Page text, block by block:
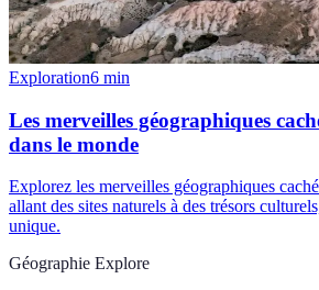
Exploration6 min
Les merveilles géographiques
dans le monde
Explorez les merveilles géographiques
allant des sites naturels à des trésors
unique.
Géographie Explore